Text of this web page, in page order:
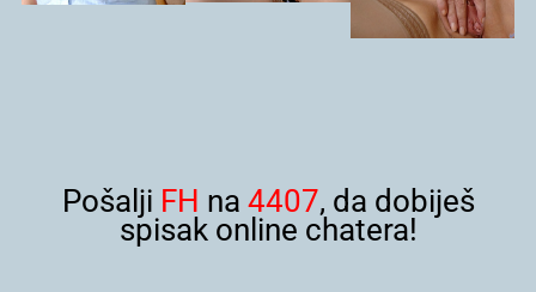
Pošalji FH na 4407, da dobiješ
spisak online chatera!